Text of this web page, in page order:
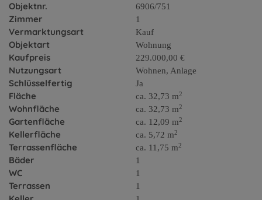
Objektnr. 6906/751
Zimmer 1
Vermarktungsart Kauf
Objektart Wohnung
Kaufpreis 229.000,00 €
Nutzungsart Wohnen Anlage
Schlüsselfertig Ja
Fläche ca. 32,73 m2
Wohnfläche ca. 32,73 m2
Gartenfläche ca. 12,09 m2
Kellerfläche ca. 5,72 m2
Terrassenfläche ca. 11,75 m2
Bäder 1
WC 1
Terrassen 1